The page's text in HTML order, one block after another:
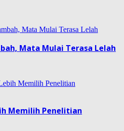
Mata Mulai Terasa Lelah
Memilih Penelitian